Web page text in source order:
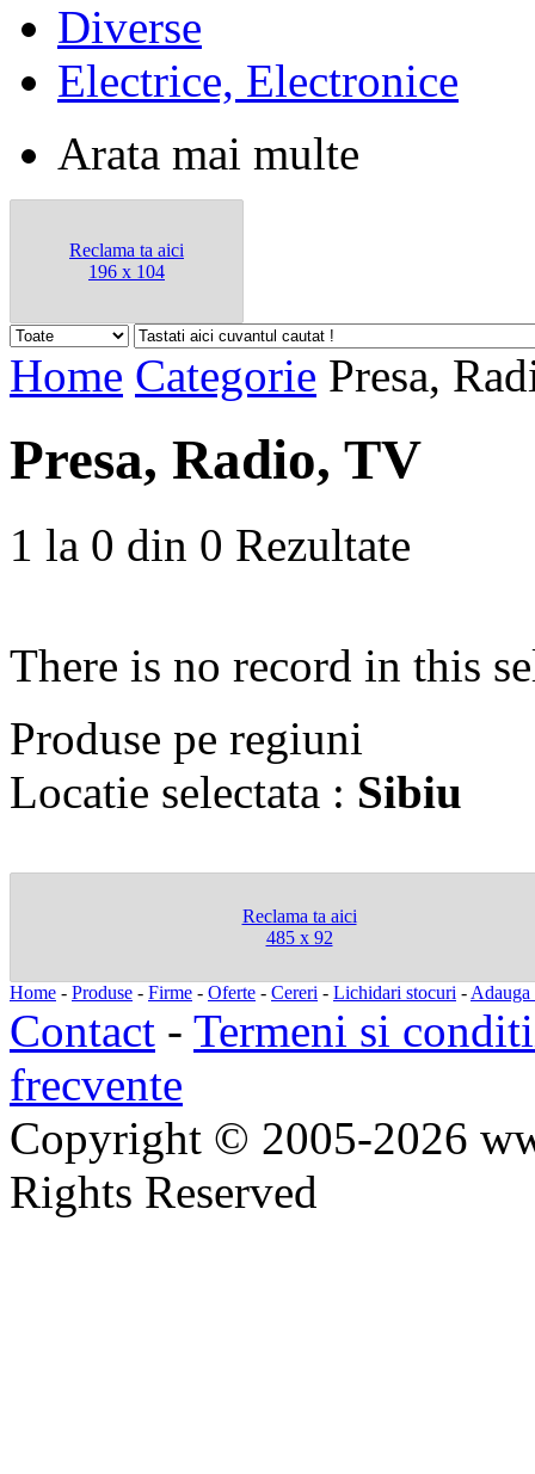
Diverse
Electrice, Electronice
Arata mai multe
Reclama ta aici
196 x 104
Home Categorie Presa,
Presa, Radio, TV
1 la 0 din 0 Rezultate
There is no record in this
Produse pe regiuni
Locatie selectata : Sibiu
Reclama ta aici
485 x 92
Home - Produse - Firme - Oferte - Cereri - Lichidari stocuri - Adauga
Contact - Termeni si
frecvente
Copyright © 2005-2026
Rights Reserved